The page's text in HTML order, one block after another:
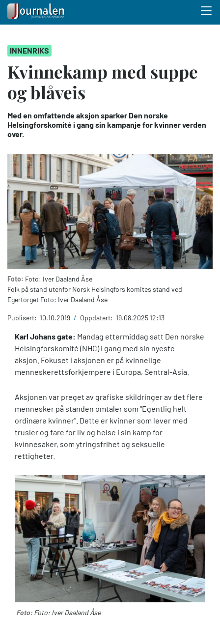
hovedinnhold
INNENRIKS
Kvinnekamp med suppe
og blåveis
Med en omfattende aksjon sparker Den norske
Helsingforskomité i gang sin kampanje for kvinner verden
over.
Foto: Foto: Iver Daaland Åse
Folk på stand utenfor Norsk Helsingfors komites stand ved
Egertorget Foto: Iver Daaland Åse
Publisert: 10.10.2019 / Oppdatert: 19.08.2025 12:13
Karl Johans gate: Mandag ettermiddag satt Den norske
Helsingforskomité (NHC) i gang med sin nyeste
aksjon. Fokuset i aksjonen er på kvinnelige
menneskerettsforkjempere i Europa, Sentral-Asia.
Aksjonen var preget av grafiske skildringer av det flere
mennesker på standen omtaler som "Egentlig helt
ordinære kvinner". Dette er kvinner som lever med
trusler og fare for liv og helse i sin kamp for
kvinnesaker, som ytringsfrihet og seksuelle
rettigheter.
Foto: Foto: Iver Daaland Åse